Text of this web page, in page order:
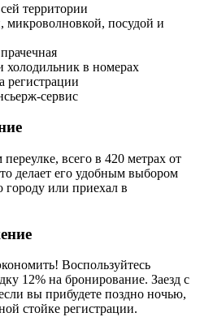
территории
микроволновкой, посудой и
холодильник в номерах
регистрации
сервис
всего в 420 метрах от
делает его удобным выбором
городу или приехал в
Воспользуйтесь
12% на бронирование. Заезд с
вы прибудете поздно ночью,
стойке регистрации.